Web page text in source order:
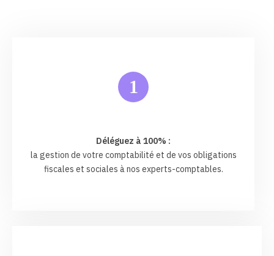
1
Déléguez à 100% :
la gestion de votre comptabilité et de vos obligations
fiscales et sociales à nos experts-comptables.